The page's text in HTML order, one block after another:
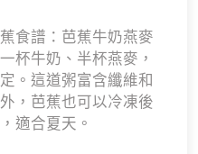
食譜：芭蕉牛奶燕麥
杯牛奶、半杯燕麥，
。這道粥富含纖維和
，芭蕉也可以冷凍後
適合夏天。